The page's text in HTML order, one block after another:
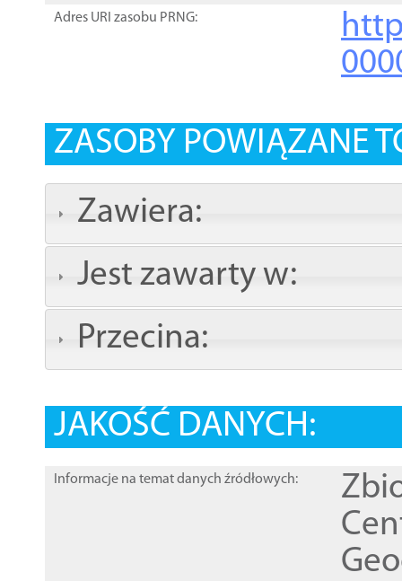
Adres URI zasobu PRNG:
ZASOBY POWIĄZANE
Zawiera:
Jest zawarty w:
Przecina:
JAKOŚĆ DANYCH:
Informacje na temat danych źródłowych: